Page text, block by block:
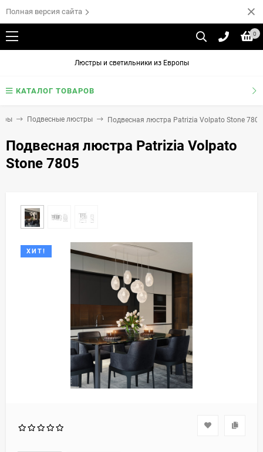
Полная версия сайта
0
Люстры и светильники из Европы
КАТАЛОГ ТОВАРОВ
Подвесные люстры Подвесная люстра Patrizia Volpato Stone 7805
Подвесная люстра Patrizia Volpato
Stone 7805
ХИТ!